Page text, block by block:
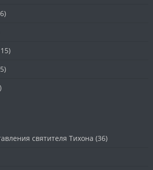
святителя Тихона (36)